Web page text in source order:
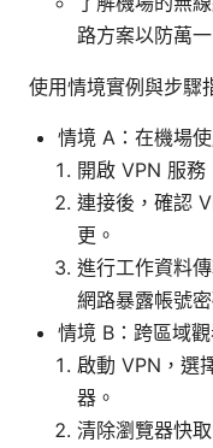
路方案以防萬一
使用情境實例與步驟
情境 A：在機場
開啟 VPN 服務
連接後，確認
更。
進行工作資料
網路暴露帳號密
情境 B：跨區域
啟動 VPN，選
器。
清除瀏覽器快